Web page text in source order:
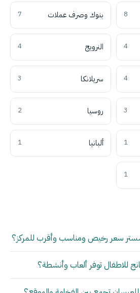
8 بنوك وصرف عملات 7
4 النرويج 4
4 سريلانكا 3
3 روسيا 2
1 ألبانيا 1
1
سعر رخيص ومناسب وأقرب للمركز؟
للاطفال توفر ألعاب وأنشطة؟